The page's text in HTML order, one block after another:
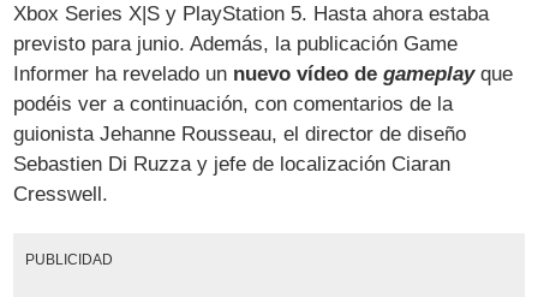
Xbox Series X|S y PlayStation 5. Hasta ahora estaba
previsto para junio. Además, la publicación Game
Informer ha revelado un nuevo vídeo degameplayque
podéis ver a continuación, con comentarios de la
guionista Jehanne Rousseau, el director de diseño
Sebastien Di Ruzza y jefe de localización Ciaran
Cresswell.
PUBLICIDAD